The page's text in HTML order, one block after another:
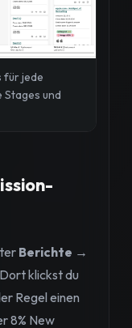
für jede
und
Berichte →
klickst du
Regel einen
8% New